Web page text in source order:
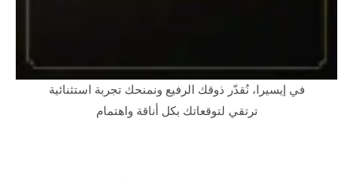
في إيسيرا، نُقدّر ذوقك الرفيع ونمنحك تجربة استثنائية
ترتقي لتوقعاتك بكل أناقة واهتمام